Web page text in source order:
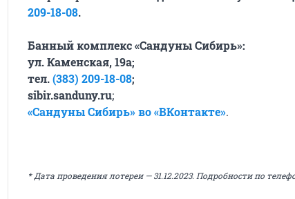
209-18-08.
Банный комплекс «Сандуны Сибирь»:
ул. Каменская, 19а;
тел.(383) 209-18-08;
sibir.sanduny.ru;
«Сандуны Сибирь» во «ВКонтакте».
* Дата проведения лотереи — 31.12.2023. Подробности по